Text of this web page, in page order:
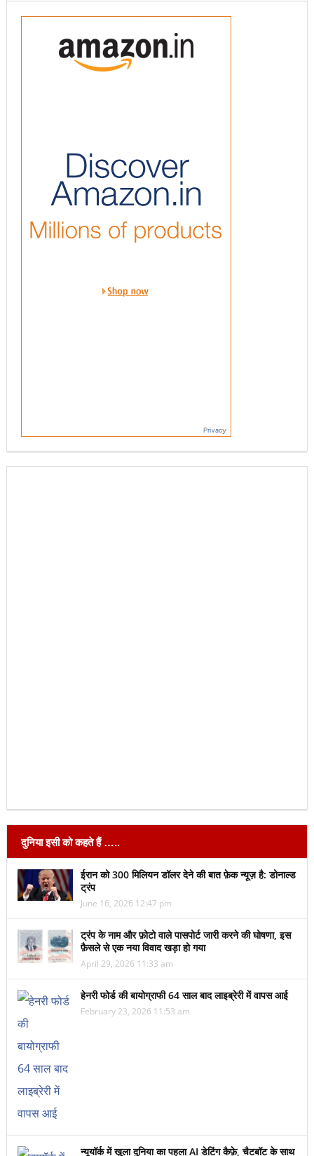
दुनिया इसी को कहते हैं …..
ईरान को 300 मिलियन डॉलर देने की बात फ़ेक न्यूज़ है: डोनाल्ड
ट्रंप
June 16, 2026 12:47 pm
ट्रंप के नाम और फ़ोटो वाले पासपोर्ट जारी करने की घोषणा, इस
फ़ैसले से एक नया विवाद खड़ा हो गया
April 29, 2026 11:33 am
हेनरी फोर्ड की बायोग्राफी 64 साल बाद लाइब्रेरी में वापस आई
February 23, 2026 11:53 am
न्यूयॉर्क में खुला दुनिया का पहला AI डेटिंग कैफ़े, चैटबॉट के साथ